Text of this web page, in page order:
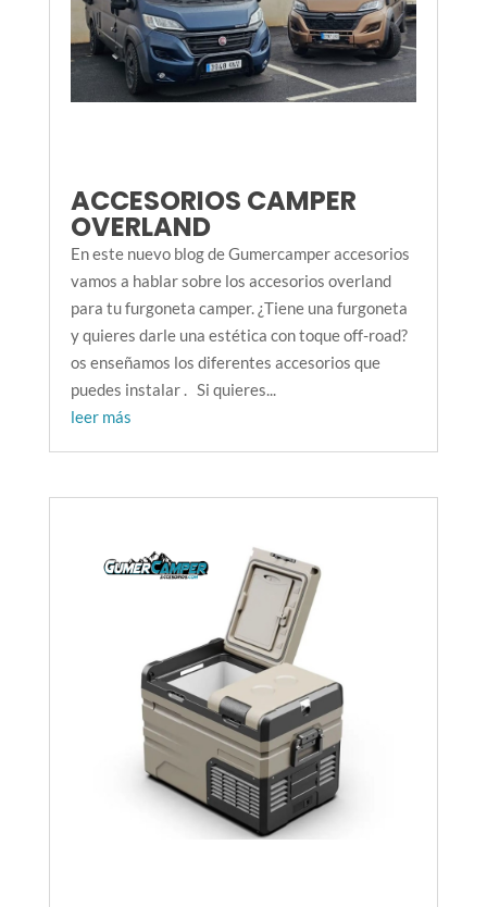
ACCESORIOS CAMPER
OVERLAND
En este nuevo blog de Gumercamper accesorios
vamos a hablar sobre los accesorios overland
para tu furgoneta camper. ¿Tiene una furgoneta
y quieres darle una estética con toque off-road?
os enseñamos los diferentes accesorios que
puedes instalar . Si quieres...
leer más